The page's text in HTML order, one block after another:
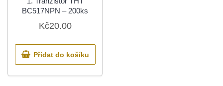
BC517NPN – 200ks
Kč20.00
Přidat do košíku